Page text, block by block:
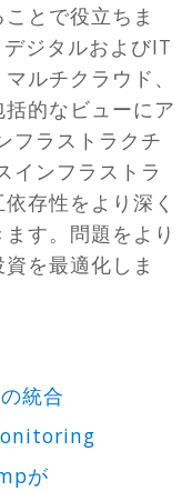
とで役立ちま
ジタルおよびIT
ルチクラウド、
的なビューにア
フラストラクチ
インフラストラ
存性をより深く
す。問題をより
を最適化しま
統合
が